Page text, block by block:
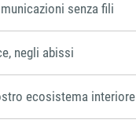
senza fili
negli abissi
ecosistema interiore